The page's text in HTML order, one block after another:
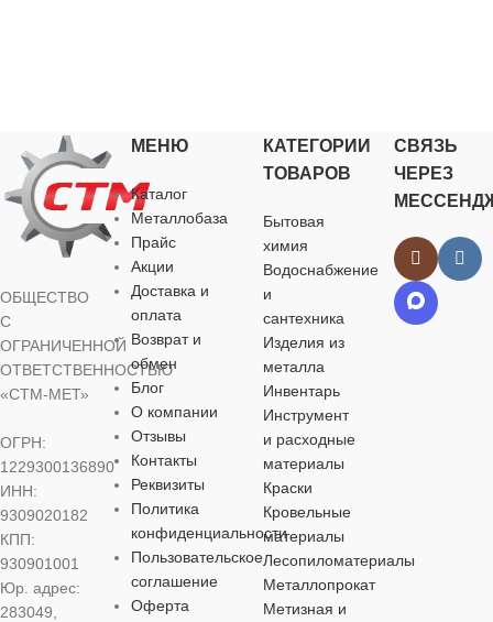
ЦВЕТ
серебристый
РАЗМЕР
11 мм
МАТЕРИАЛ
хромованадиевая
сталь (CrV)
ОСОБЕННОСТИ
серебристый
РАЗМЕР
КЛЮЧА
14 мм
МАТЕРИАЛ
сталь (CrV)
ОСОБЕННОСТИ
бытовых нужд
РАЗМЕР
КЛЮЧА
15 мм
МАТЕРИАЛ
хромованадиевая
сталь (CrV)
ОСОБЕННОСТИ
бытовых
ЦВЕТ
серебристый
РАЗМЕР
ОБЩЕСТВО
С
ОГРАНИЧЕННОЙ
ОТВЕТСТВЕННОСТЬЮ
«СТМ-МЕТ»
ОГРН:
1229300136890
ИНН:
9309020182
КПП:
930901001
Юр. адрес:
283049,
МЕНЮ
Каталог
Металлобаза
Прайс
Акции
Доставка и
оплата
Возврат и
обмен
Блог
О компании
Отзывы
Контакты
Реквизиты
Политика
конфиденциальности
Пользовательское
соглашение
Оферта
КАТЕГОРИИ
ТОВАРОВ
Бытовая
химия
Водоснабжение
и
сантехника
Изделия из
металла
Инвентарь
Инструмент
и расходные
материалы
Краски
Кровельные
материалы
Лесопиломатериалы
Металлопрокат
Метизная и
СВЯЗЬ
ЧЕРЕЗ